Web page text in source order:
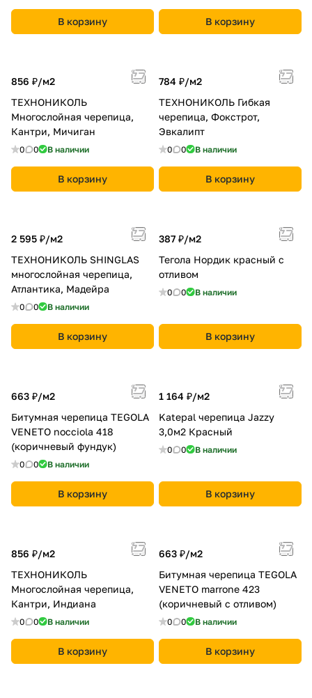
В корзину В корзину
856 ₽/м2
ТЕХНОНИКОЛЬ
Многослойная черепица,
Кантри, Мичиган
0 0 В наличии
В корзину
784 ₽/м2
ТЕХНОНИКОЛЬ Гибкая
черепица, Фокстрот,
Эвкалипт
0 0 В наличии
В корзину
2 595 ₽/м2
ТЕХНОНИКОЛЬ SHINGLAS
многослойная черепица,
Атлантика, Мадейра
0 0 В наличии
В корзину
387 ₽/м2
Тегола Нордик красный с
отливом
0 0 В наличии
В корзину
663 ₽/м2
Битумная черепица TEGOLA
VENETO nocciola 418
(коричневый фундук)
0 0 В наличии
В корзину
1 164 ₽/м2
Katepal черепица Jazzy
3,0м2 Красный
0 0 В наличии
В корзину
856 ₽/м2
ТЕХНОНИКОЛЬ
Многослойная черепица,
Кантри, Индиана
0 0 В наличии
В корзину
663 ₽/м2
Битумная черепица TEGOLA
VENETO marrone 423
(коричневый с отливом)
0 0 В наличии
В корзину